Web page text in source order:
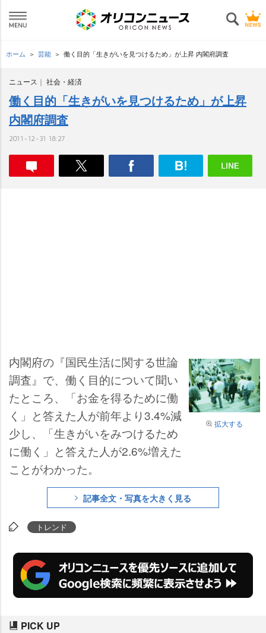
ホーム 芸能 働く目的「生きがいを見つけるため」が上昇 内閣府調査
ニュース 社会・経済
働く目的「生きがいを見つけるため」が上昇
内閣府調査
2011-12-31 18:27
拡大する
内閣府の『国民生活に関する世論
調査』で、働く目的について聞い
たところ、「お金を得るために働
く」と答えた人が前年より3.4%減
少し、「生きがいをみつけるため
に働く」と答えた人が2.6%増えた
ことがわかった。
記事全文・写真を大きく見る
トレンド
PICK UP